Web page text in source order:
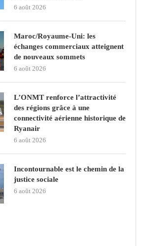
6 août 2026
Maroc/Royaume-Uni: les
échanges commerciaux atteignent
de nouveaux sommets
6 août 2026
L’ONMT renforce l’attractivité
des régions grâce à une
connectivité aérienne historique de
Ryanair
6 août 2026
Incontournable est le chemin de la
justice sociale
6 août 2026